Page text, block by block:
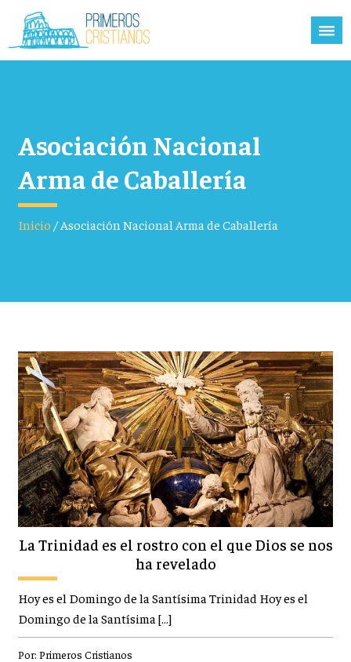
Asociación Nacional
Arma de Caballería
Inicio /Asociación Nacional Arma de Caballería
La Trinidad es el rostro con el que Dios se nos
ha revelado
Hoy es el Domingo de la Santísima Trinidad Hoy es el
Domingo de la Santísima […]
Por: Primeros Cristianos